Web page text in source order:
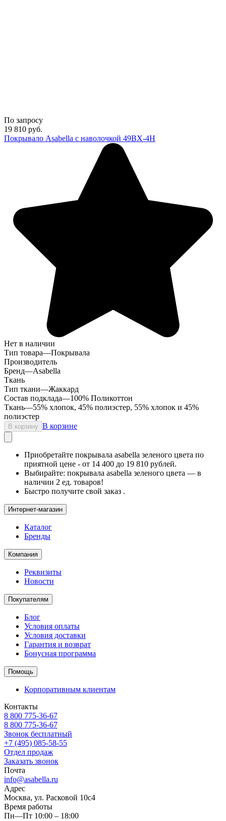
По запросу
19 810 руб.
Покрывало Asabella с наволочкой 49BX-4H
Нет в наличии
Тип товара—Покрывала
Производитель
Бренд—Asabella
Ткань
Тип ткани—Жаккард
Состав подклада—100% Поликоттон
Ткань—55% хлопок, 45% полиэстер, 55% хлопок и 45%
полиэстер
В корзину В корзине
Приобретайте покрывала asabella зеленого цвета по
приятной цене - от 14 400 до 19 810 рублей.
Выбирайте: покрывала asabella зеленого цвета — в
наличии 2 ед. товаров!
Быстро получите свой заказ .
Интернет-магазин
Каталог
Бренды
Компания
Реквизиты
Новости
Покупателям
Блог
Условия оплаты
Условия доставки
Гарантия и возврат
Бонусная программа
Помощь
Корпоративным клиентам
Контакты
8 800 775-36-67
8 800 775-36-67
Звонок бесплатный
+7 (495) 085-58-55
Отдел продаж
Заказать звонок
Почта
info@asabella.ru
Адрес
Москва, ул. Расковой 10с4
Время работы
Пн—Пт 10:00 – 18:00